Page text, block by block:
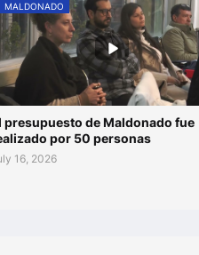
MALDONADO
presupuesto de Maldonado fue
por 50 personas
16, 2026